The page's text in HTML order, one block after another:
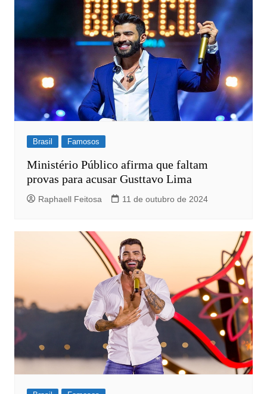
Brasil Famosos
Ministério Público afirma que faltam
provas para acusar Gusttavo Lima
Raphaell Feitosa 11 de outubro de 2024